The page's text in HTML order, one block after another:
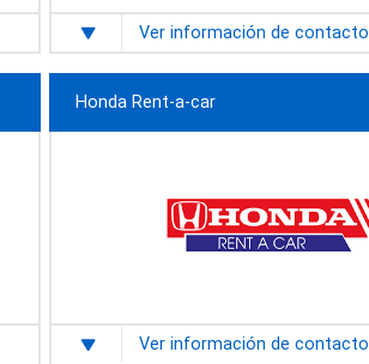
Ver información de contacto
Honda Rent-a-car
Ver información de contacto